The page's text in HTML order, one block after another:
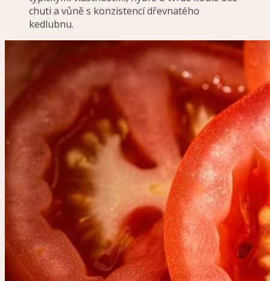
chuti a vůně s konzistencí dřevnatého
kedlubnu.